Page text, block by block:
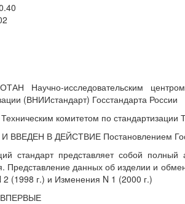
Научно-исследовательским
(ВНИИстандарт) Госстандарта России
комитетом по стандартизации
ВВЕДЕН В ДЕЙСТВИЕ Постановлением
стандарт представляет собой полный
Представление данных об изделии и
2 (1998 г.) и Изменения N 1 (2000 г.)